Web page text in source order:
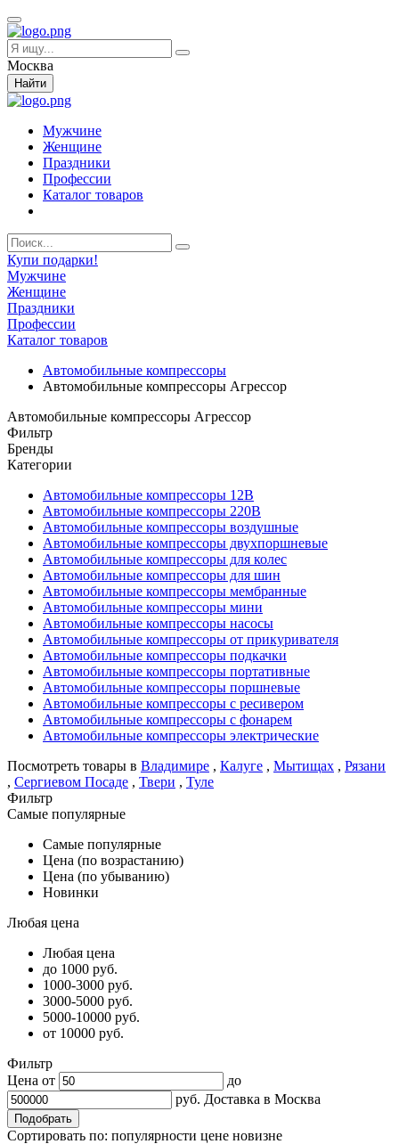
Москва
Найти
Мужчине
Женщине
Праздники
Профессии
Каталог товаров
Купи подарки!
Мужчине
Женщине
Праздники
Профессии
Каталог товаров
Автомобильные компрессоры
Автомобильные компрессоры Агрессор
Автомобильные компрессоры Агрессор
Фильтр
Бренды
Категории
Автомобильные компрессоры 12В
Автомобильные компрессоры 220В
Автомобильные компрессоры воздушные
Автомобильные компрессоры двухпоршневые
Автомобильные компрессоры для колес
Автомобильные компрессоры для шин
Автомобильные компрессоры мембранные
Автомобильные компрессоры мини
Автомобильные компрессоры насосы
Автомобильные компрессоры от прикуривателя
Автомобильные компрессоры подкачки
Автомобильные компрессоры портативные
Автомобильные компрессоры поршневые
Автомобильные компрессоры с ресивером
Автомобильные компрессоры с фонарем
Автомобильные компрессоры электрические
Посмотреть товары в Владимире , Калуге , Мытищах , Рязани
, Сергиевом Посаде , Твери , Туле
Фильтр
Самые популярные
Самые популярные
Цена (по возрастанию)
Цена (по убыванию)
Новинки
Любая цена
Любая цена
до 1000 руб.
1000-3000 руб.
3000-5000 руб.
5000-10000 руб.
от 10000 руб.
Фильтр
Цена от
до
руб. Доставка в Москва
Сортировать по: популярности цене новизне